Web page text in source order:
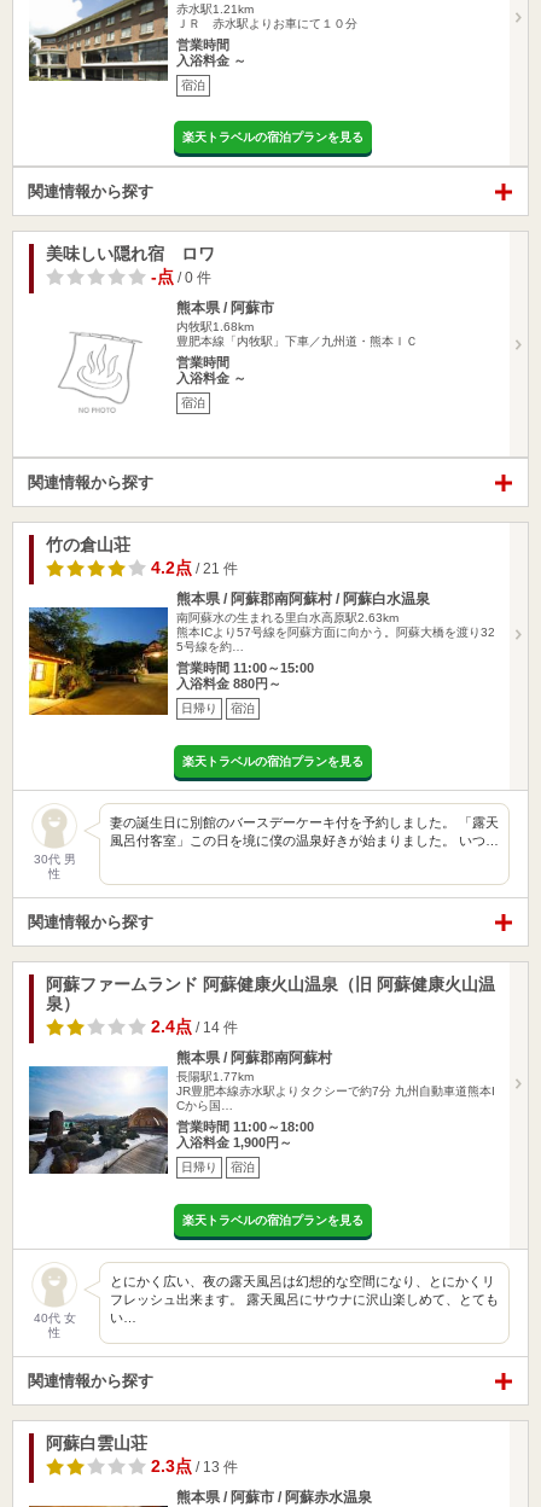
赤水駅1.21km
ＪＲ 赤水駅よりお車にて１０分
営業時間
入浴料金 ～
宿泊
楽天トラベルの宿泊プランを見る
関連情報から探す
美味しい隠れ宿 ロワ
-点 / 0 件
熊本県 / 阿蘇市
内牧駅1.68km
豊肥本線「内牧駅」下車／九州道・熊本ＩＣ
営業時間
入浴料金 ～
宿泊
関連情報から探す
竹の倉山荘
4.2点 / 21 件
熊本県 / 阿蘇郡南阿蘇村 / 阿蘇白水温泉
南阿蘇水の生まれる里白水高原駅2.63km
熊本ICより57号線を阿蘇方面に向かう。阿蘇大橋を渡り32
5号線を約…
営業時間 11:00～15:00
入浴料金 880円～
日帰り 宿泊
楽天トラベルの宿泊プランを見る
30代 男
性
妻の誕生日に別館のバースデーケーキ付を予約しました。 「露天
風呂付客室」この日を境に僕の温泉好きが始まりました。 いつ…
関連情報から探す
阿蘇ファームランド 阿蘇健康火山温泉（旧 阿蘇健康火山温
泉）
2.4点 / 14 件
熊本県 / 阿蘇郡南阿蘇村
長陽駅1.77km
JR豊肥本線赤水駅よりタクシーで約7分 九州自動車道熊本I
Cから国…
営業時間 11:00～18:00
入浴料金 1,900円～
日帰り 宿泊
楽天トラベルの宿泊プランを見る
40代 女
性
とにかく広い、夜の露天風呂は幻想的な空間になり、とにかくリ
フレッシュ出来ます。 露天風呂にサウナに沢山楽しめて、とても
い…
関連情報から探す
阿蘇白雲山荘
2.3点 / 13 件
熊本県 / 阿蘇市 / 阿蘇赤水温泉